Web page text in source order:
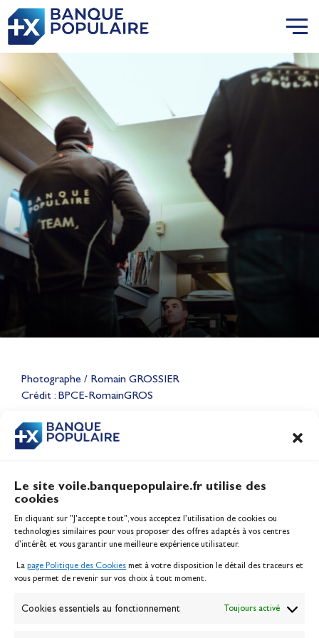
Le site voile.banquepopulaire.fr utilise des
cookies
En cliquant sur "J'accepte tout", vous acceptez l’utilisation de cookies ou
technologies similaires pour vous proposer des offres adaptés à vos centres
d’intérêt et vous garantir une meilleure expérience utilisateur.
La page Politique des Cookies met à votre disposition le détail des traceurs et
vous permet de revenir sur vos choix à tout moment.
Cookies essentiels au fonctionnement Toujours activé
Photographe / Romain GROSSIER
Crédit : BPCE-RomainGROS
CONTENU
Beach, sur le plan d'eau des
Jeux Olympiques 2028
Inscription serveur média
Contact
Politique des cookies
Banque de la voile